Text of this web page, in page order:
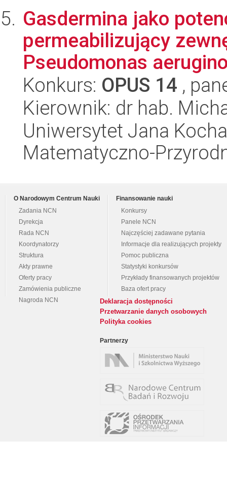
Gasdermina jako
permeabilizujący
Pseudomonas
Konkurs: OPUS 14 ,
Kierownik: dr hab.
Uniwersytet Jana
Matematyczno-
O Narodowym Centrum Nauki
Zadania NCN
Dyrekcja
Rada NCN
Koordynatorzy
Struktura
Akty prawne
Oferty pracy
Zamówienia publiczne
Nagroda NCN
Finansowanie nauki
Konkursy
Panele NCN
Najczęściej zadawane pytania
Informacje dla realizujących projekty
Pomoc publiczna
Statystyki konkursów
Przykłady finansowanych projektów
Baza ofert pracy
Deklaracja dostępności
Przetwarzanie danych osobowych
Polityka cookies
Partnerzy